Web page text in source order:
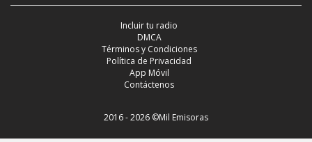
Incluir tu radio
DMCA
Términos y Condiciones
Política de Privacidad
App Móvil
Contáctenos
2016 - 2026 ©Mil Emisoras